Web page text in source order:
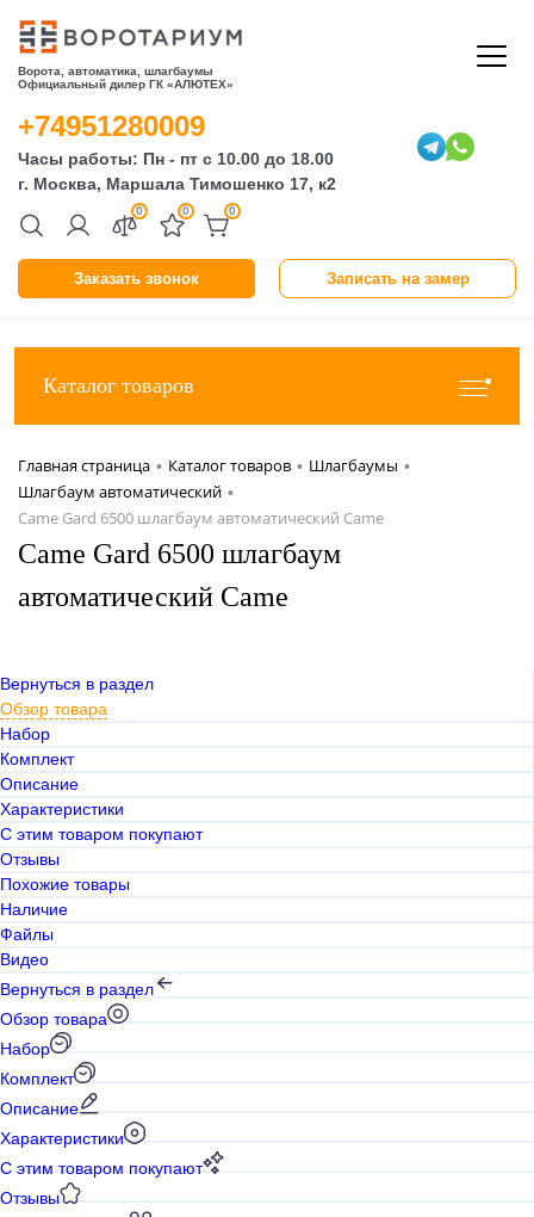
Ворота, автоматика, шлагбаумы
Официальный дилер ГК «АЛЮТЕХ»
Заказать звонок Записать на замер
0 0 0
+74951280009
Часы работы: Пн - пт с 10.00 до 18.00
г. Москва, Маршала Тимошенко 17, к2
Каталог товаров
Главная страница • Каталог товаров • Шлагбаумы •
Шлагбаум автоматический •
Came Gard 6500 шлагбаум автоматический Came
Came Gard 6500 шлагбаум
автоматический Came
Вернуться в раздел
Обзор товара
Набор
Комплект
Описание
Характеристики
С этим товаром покупают
Отзывы
Похожие товары
Наличие
Файлы
Видео
Вернуться в раздел
Обзор товара
Набор
Комплект
Описание
Характеристики
С этим товаром покупают
Отзывы